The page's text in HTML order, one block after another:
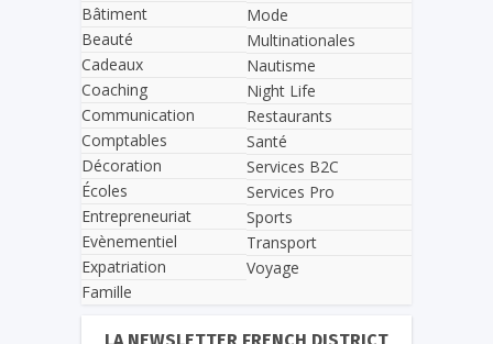
Bâtiment
Beauté
Cadeaux
Coaching
Communication
Comptables
Décoration
Écoles
Entrepreneuriat
Evènementiel
Expatriation
Famille
Mode
Multinationales
Nautisme
Night Life
Restaurants
Santé
Services B2C
Services Pro
Sports
Transport
Voyage